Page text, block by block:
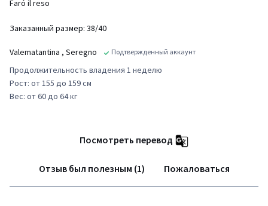
Faró il reso
Заказанный размер: 38/40
Valematantina , Seregno Подтвержденный аккаунт
Продолжительность владения 1 неделю
Рост: от 155 до 159 см
Вес: от 60 до 64 кг
Посмотреть перевод
Отзыв был полезным (1) Пожаловаться